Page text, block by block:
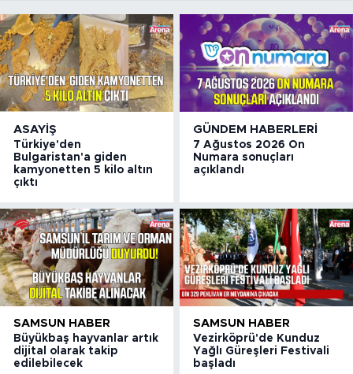
ASAYIŞ
Türkiye'den
Bulgaristan'a giden
kamyonetten 5 kilo altın
çıktı
GÜNDEM HABERLERI
7 Ağustos 2026 On
Numara sonuçları
açıklandı
SAMSUN HABER
Büyükbaş hayvanlar artık
dijital olarak takip
edilebilecek
SAMSUN HABER
Vezirköprü'de Kunduz
Yağlı Güreşleri Festivali
başladı